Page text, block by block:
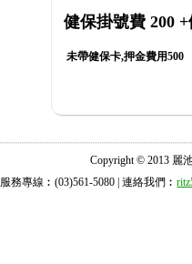
健保掛號費 200 +
未帶健保卡,押金費用500
Copyright © 2013 麗
服務專線︰(03)561-5080 | 連絡我們︰